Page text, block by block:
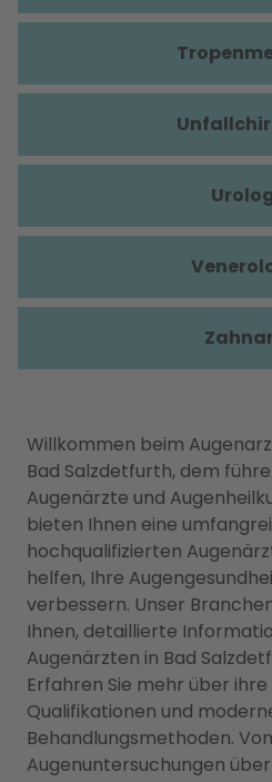
Willkommen beim
Bad Salzdetfurth, dem
Augenärzte und
bieten Ihnen eine
hochqualifizierten
helfen, Ihre
verbessern. Unser
Ihnen, detaillierte
Augenärzten in Bad
Erfahren Sie mehr über
Qualifikationen und
Behandlungsmethoden.
Augenuntersuchungen